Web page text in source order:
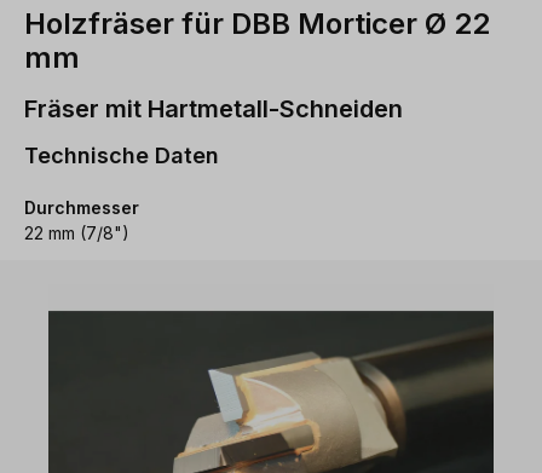
Holzfräser für DBB Morticer Ø 22
mm
Fräser mit Hartmetall-Schneiden
Technische Daten
Durchmesser
22 mm (7/8")